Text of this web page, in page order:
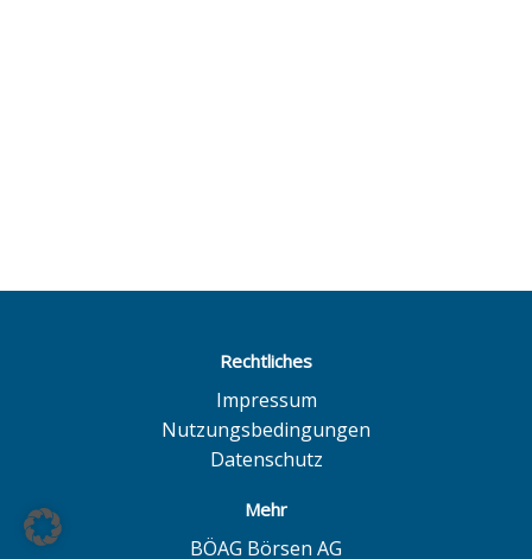
Rechtliches
Impressum
Nutzungsbedingungen
Datenschutz
Mehr
BÖAG Börsen AG